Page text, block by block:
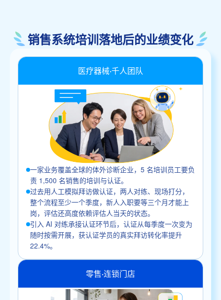
销售系统培训落地后的业绩变化
医疗器械·千人团队
一家业务覆盖全球的体外诊断企业，5 名培训员工要负
责 1,500 名销售的培训与认证。
过去用人工模拟拜访做认证，两人对练、现场打分，
整个流程至少一个季度，新人入职要等三个月才能上
岗，评估还高度依赖评估人当天的状态。
引入 AI 对练承接认证环节后，认证从每季度一次变为
随时按需开展，获认证学员的真实拜访转化率提升
22.4%。
零售·连锁门店